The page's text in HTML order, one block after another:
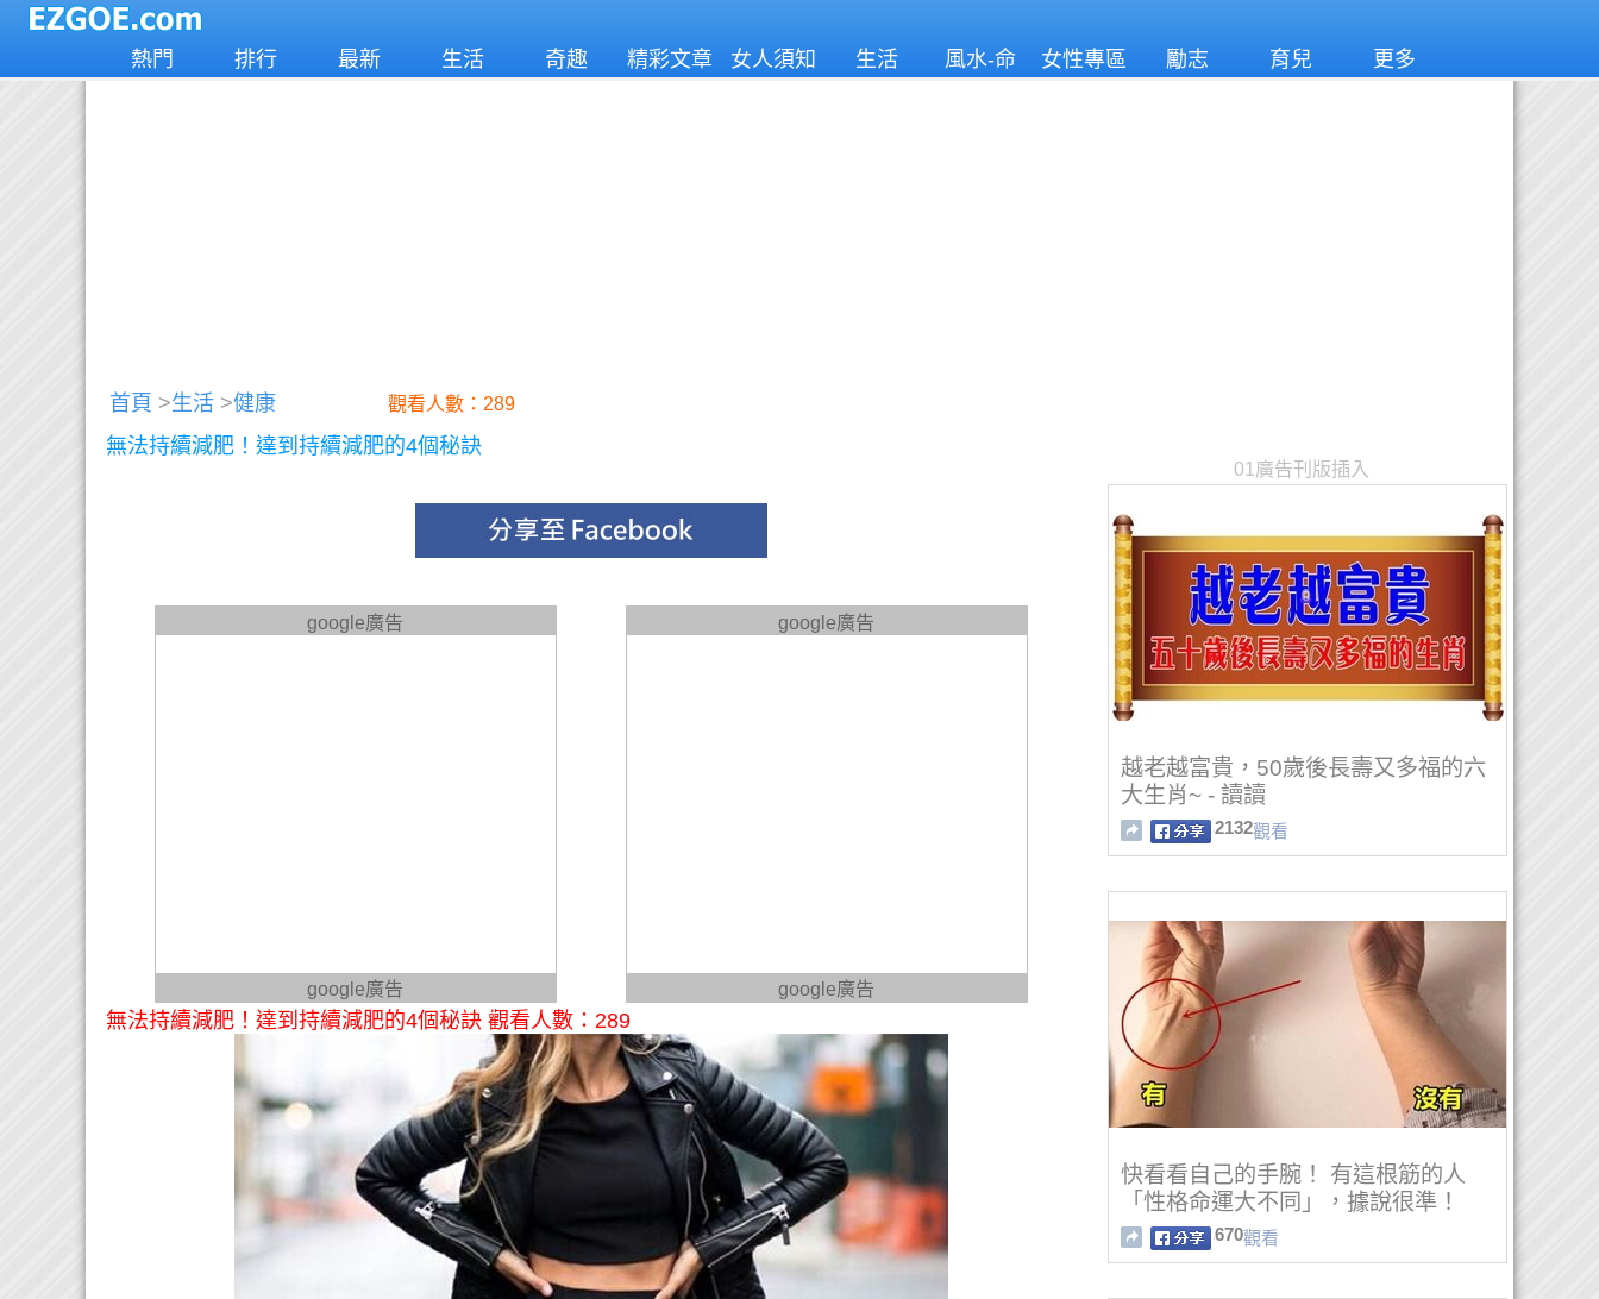
熱門 排行 最新 生活 奇趣 精彩文章 女人須知 生活
風水-命
女性專區 勵志 育兒 更多
首頁 >生活 >健康 觀看人數：289
無法持續減肥！達到持續減肥的4個秘訣
google廣告
google廣告
google廣告
google廣告
無法持續減肥！達到持續減肥的4個秘訣 觀看人數：289
01廣告刊版插入
越老越富貴，50歲後長壽又多福的六
大生肖~ - 讀讀
2132觀看
快看看自己的手腕！ 有這根筋的人
「性格命運大不同」，據說很準！
670觀看